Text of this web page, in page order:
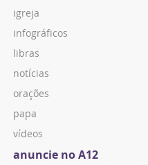
igreja
infográficos
libras
notícias
orações
papa
vídeos
anuncie no A12